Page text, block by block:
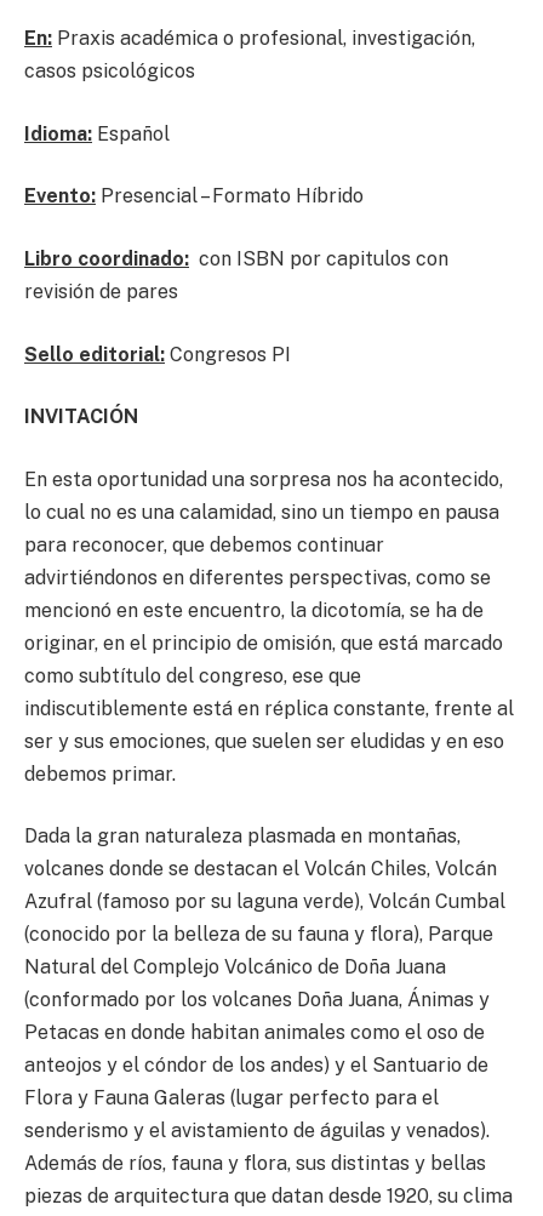
En: Praxis académica o profesional, investigación,
casos psicológicos
Idioma: Español
Evento: Presencial – Formato Híbrido
Libro coordinado: con ISBN por capitulos con
revisión de pares
Sello editorial: Congresos PI
INVITACIÓN
En esta oportunidad una sorpresa nos ha acontecido,
lo cual no es una calamidad, sino un tiempo en pausa
para reconocer, que debemos continuar
advirtiéndonos en diferentes perspectivas, como se
mencionó en este encuentro, la dicotomía, se ha de
originar, en el principio de omisión, que está marcado
como subtítulo del congreso, ese que
indiscutiblemente está en réplica constante, frente al
ser y sus emociones, que suelen ser eludidas y en eso
debemos primar.
Dada la gran naturaleza plasmada en montañas,
volcanes donde se destacan el Volcán Chiles, Volcán
Azufral (famoso por su laguna verde), Volcán Cumbal
(conocido por la belleza de su fauna y flora), Parque
Natural del Complejo Volcánico de Doña Juana
(conformado por los volcanes Doña Juana, Ánimas y
Petacas en donde habitan animales como el oso de
anteojos y el cóndor de los andes) y el Santuario de
Flora y Fauna Galeras (lugar perfecto para el
senderismo y el avistamiento de águilas y venados).
Además de ríos, fauna y flora, sus distintas y bellas
piezas de arquitectura que datan desde 1920, su clima